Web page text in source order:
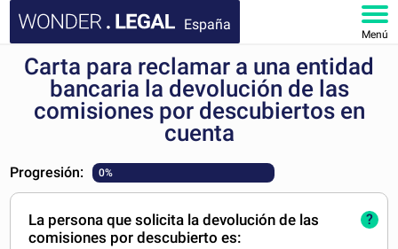
España
Menú
INICIO
DOCUMENTOS
Carta para reclamar a una entidad
bancaria la devolución de las
comisiones por descubiertos en
cuenta
Progresión: 0%
La persona que solicita la devolución de las
comisiones por descubierto es:
?